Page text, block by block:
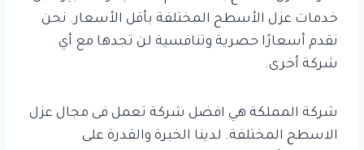
خدمات عزل الأسطح المختلفة بأقل الأسعار. نحن
نقدم أسعارًا حصرية وتنافسية لن تجدها مع أي
شركة أخرى.
شركة المملكة هي افضل شركة تعمل فى مجال عزل
الاسطح المختلفة. لدينا الخبرة والقدرة على